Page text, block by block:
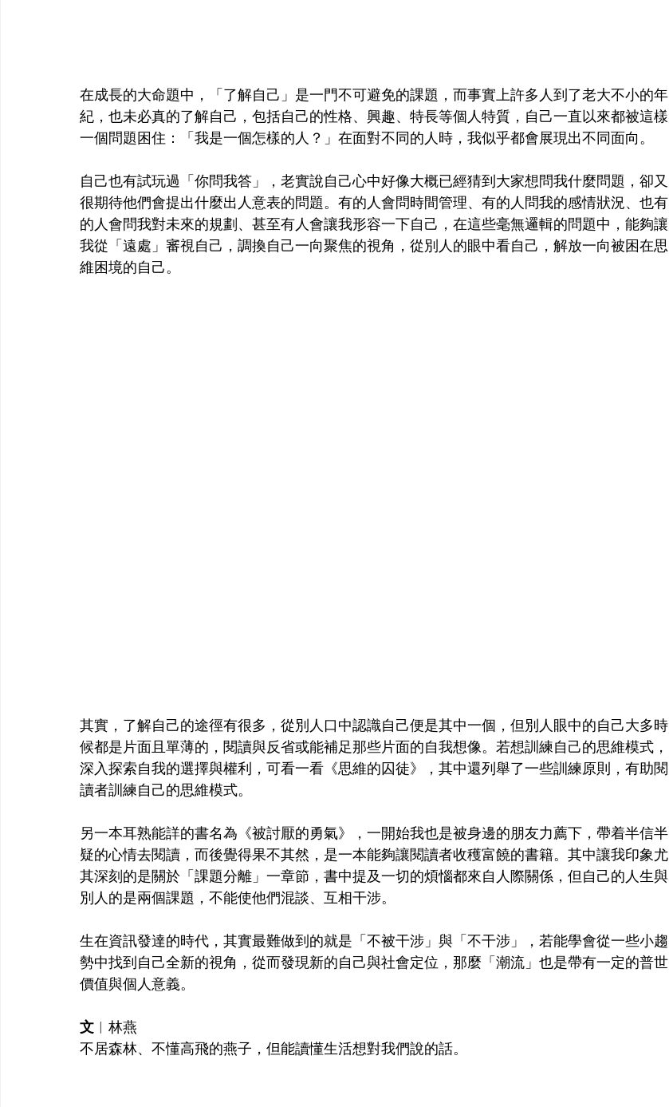
在成長的大命題中，「了解自己」是一門不可避免的課題，而事實上許多人到了老大不小的年
紀，也未必真的了解自己，包括自己的性格、興趣、特長等個人特質，自己一直以來都被這樣
一個問題困住：「我是一個怎樣的人？」在面對不同的人時，我似乎都會展現出不同面向。
自己也有試玩過「你問我答」，老實說自己心中好像大概已經猜到大家想問我什麼問題，卻又
很期待他們會提出什麼出人意表的問題。有的人會問時間管理、有的人問我的感情狀況、也有
的人會問我對未來的規劃、甚至有人會讓我形容一下自己，在這些毫無邏輯的問題中，能夠讓
我從「遠處」審視自己，調換自己一向聚焦的視角，從別人的眼中看自己，解放一向被困在思
維困境的自己。
其實，了解自己的途徑有很多，從別人口中認識自己便是其中一個，但別人眼中的自己大多時
候都是片面且單薄的，閱讀與反省或能補足那些片面的自我想像。若想訓練自己的思維模式，
深入探索自我的選擇與權利，可看一看《思維的囚徒》，其中還列舉了一些訓練原則，有助閱
讀者訓練自己的思維模式。
另一本耳熟能詳的書名為《被討厭的勇氣》，一開始我也是被身邊的朋友力薦下，帶着半信半
疑的心情去閱讀，而後覺得果不其然，是一本能夠讓閱讀者收穫富饒的書籍。其中讓我印象尤
其深刻的是關於「課題分離」一章節，書中提及一切的煩惱都來自人際關係，但自己的人生與
別人的是兩個課題，不能使他們混談、互相干涉。
生在資訊發達的時代，其實最難做到的就是「不被干涉」與「不干涉」，若能學會從一些小趨
勢中找到自己全新的視角，從而發現新的自己與社會定位，那麼「潮流」也是帶有一定的普世
價值與個人意義。
文 ︱ 林燕
不居森林、不懂高飛的燕子，但能讀懂生活想對我們說的話。